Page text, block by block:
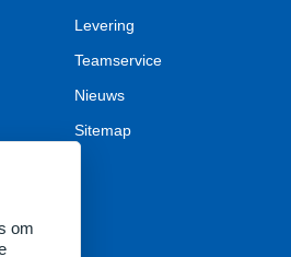
Levering
Teamservice
Nieuws
Sitemap
om